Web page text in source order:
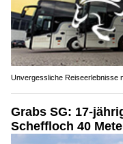
Unvergessliche Reiseerlebnisse
Grabs SG: 17-
Scheffloch 40